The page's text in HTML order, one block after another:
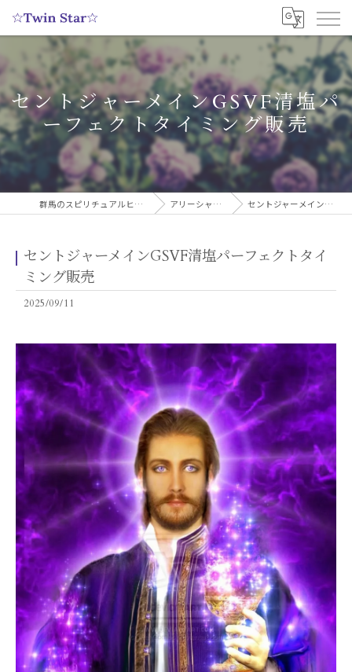
セントジャーメインGSVF清塩パ
ーフェクトタイミング販売
群馬のスピリチュアルヒーリングサロンなら実績多数の☆Twin Star☆ アリーシャのスピリチュアルブログ セントジャーメインGSVF清塩パーフェクトタイミング販売
セントジャーメインGSVF清塩パーフェクトタイ
ミング販売
2025/09/11